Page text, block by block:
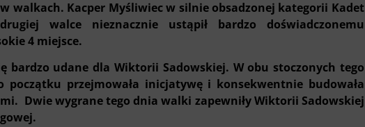
walkach. Kacper Myśliwiec w silnie obsadzonej kategorii Kadet
walce nieznacznie ustąpił bardzo doświadczonemu
4 miejsce.
bardzo udane dla Wiktorii Sadowskiej. W obu stoczonych tego
przejmowała inicjatywę i konsekwentnie budowała
Dwie wygrane tego dnia walki zapewniły Wiktorii Sadowskiej